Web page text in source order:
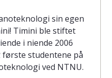
sin egen
Timini ble stiftet
i niende 2006
første studentene på
ved NTNU.